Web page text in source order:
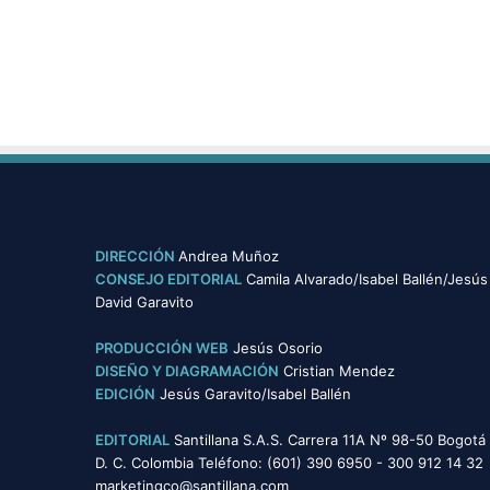
DIRECCIÓN Andrea Muñoz
CONSEJO EDITORIAL Camila Alvarado/Isabel Ballén/Jesús
David Garavito
PRODUCCIÓN WEB Jesús Osorio
DISEÑO Y DIAGRAMACIÓN Cristian Mendez
EDICIÓN Jesús Garavito/Isabel Ballén
EDITORIAL Santillana S.A.S. Carrera 11A Nº 98-50 Bogotá
D. C. Colombia Teléfono: (601) 390 6950 - 300 912 14 32
marketingco@santillana.com